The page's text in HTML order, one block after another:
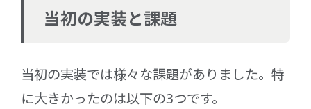
当初の実装と課題
当初の実装では様々な課題がありました。特
に大きかったのは以下の3つです。